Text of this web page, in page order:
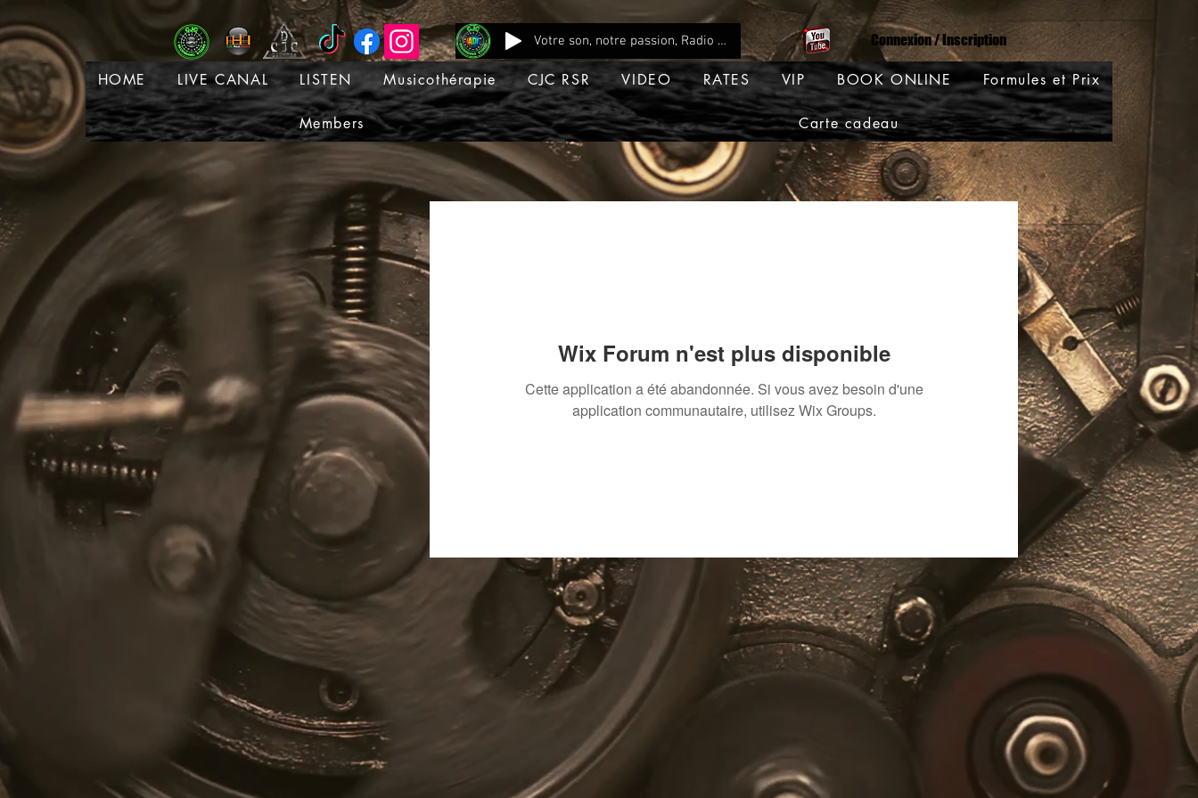
Votre son, notre passion, Radio CJC Recording Studio , là où chaque note prend vie ! Connexion / Inscription
HOME LIVE CANAL LISTEN Musicothérapie CJC RSR VIDEO RATES VIP BOOK ONLINE Formules et Prix
Members Carte cadeau
Wix Forum n'est plus disponible
Cette application a été abandonnée. Si vous avez besoin d'une
application communautaire, utilisez Wix Groups.